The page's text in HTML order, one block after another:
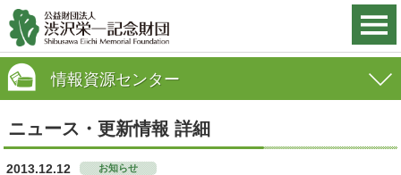
情報資源センター
ニュース・更新情報 詳細
2013.12.12 お知らせ